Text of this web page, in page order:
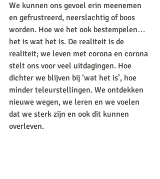
We kunnen ons gevoel erin meenemen
en gefrustreerd, neerslachtig of boos
worden. Hoe we het ook bestempelen…
het is wat het is. De realiteit is de
realiteit; we leven met corona en corona
stelt ons voor veel uitdagingen. Hoe
dichter we blijven bij ‘wat het is’, hoe
minder teleurstellingen. We ontdekken
nieuwe wegen, we leren en we voelen
dat we sterk zijn en ook dit kunnen
overleven.